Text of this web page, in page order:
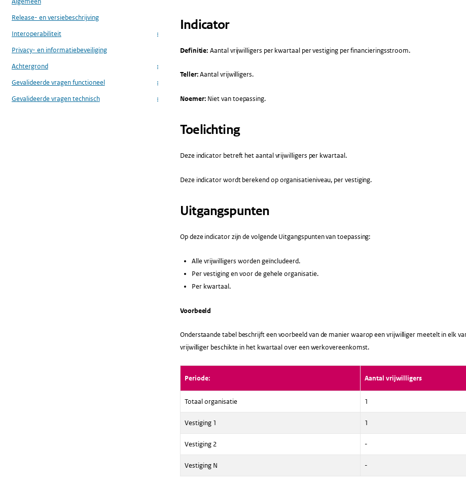
Release- en versiebeschrijving
Interoperabiliteit
...
Privacy- en informatiebeveiliging
Achtergrond
...
Gevalideerde vragen functioneel ...
Gevalideerde vragen technisch ...
Indicator
Definitie: Aantal vrijwilligers per kwartaal per vestiging per financieringsstroom.
Teller:Aantal vrijwilligers.
Noemer: Niet van toepassing.
Toelichting
Deze indicator betreft het aantal vrijwilligers per kwartaal.
Deze indicator wordt berekend op organisatieniveau, per vestiging.
Uitgangspunten
Op deze indicator zijn de volgende Uitgangspunten van toepassing:
Alle vrijwilligers worden geïncludeerd.
Per vestiging en voor de gehele organisatie.
Per kwartaal.
Voorbeeld
Onderstaande tabel beschrijft een voorbeeld van de manier waarop een vrijwilliger meetelt in elk
vrijwilliger beschikte in het kwartaal over een werkovereenkomst.
Periode: Aantal vrijwilligers
Totaal organisatie 1
Vestiging 1 1
Vestiging 2 -
Vestiging N -